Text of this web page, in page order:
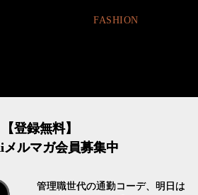
FASHION
【登録無料】
メルマガ会員募集中
管理職世代の通勤コーデ、明日は